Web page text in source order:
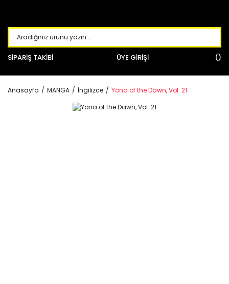
SİPARİŞ TAKİBİ ÜYE GİRİŞİ
Anasayfa MANGA İngilizce Yona of the Dawn, Vol. 21